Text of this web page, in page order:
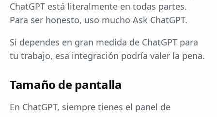
ChatGPT está literalmente en todas partes.
Para ser honesto, uso mucho Ask ChatGPT.
Si dependes en gran medida de ChatGPT para
tu trabajo, esa integración podría valer la pena.
Tamaño de pantalla
En ChatGPT, siempre tienes el panel de